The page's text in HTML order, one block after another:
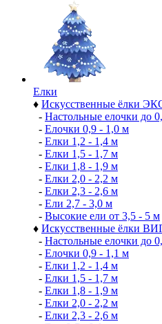
Елки
♦ Искусственные ёлки
- Настольные елочки до
- Елочки 0,9 - 1,0 м
- Елки 1,2 - 1,4 м
- Елки 1,5 - 1,7 м
- Елки 1,8 - 1,9 м
- Елки 2,0 - 2,2 м
- Елки 2,3 - 2,6 м
- Ели 2,7 - 3,0 м
- Высокие ели от 3,5 - 5 м
♦ Искусственные ёлки
- Настольные елочки до
- Елочки 0,9 - 1,1 м
- Елки 1,2 - 1,4 м
- Елки 1,5 - 1,7 м
- Елки 1,8 - 1,9 м
- Елки 2,0 - 2,2 м
- Елки 2,3 - 2,6 м